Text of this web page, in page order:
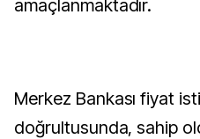
amaçlanmaktadır.
Merkez Bankası fiyat
doğrultusunda, sahip